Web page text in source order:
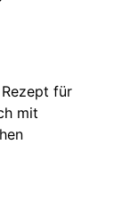
für
mit